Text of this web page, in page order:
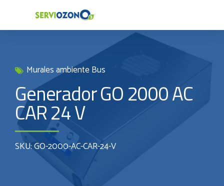
Murales ambiente Bus
Generador GO 2000 AC
CAR 24 V
SKU: GO-2000-AC-CAR-24-V